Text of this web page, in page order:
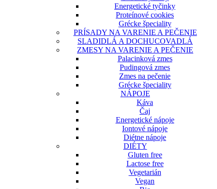
Energetické tyčinky
Proteínové cookies
Grécke špeciality
PRÍSADY NA VARENIE A PEČENIE
SLADIDLÁ A DOCHUCOVADLÁ
ZMESY NA VARENIE A PEČENIE
Palacinková zmes
Pudingová zmes
Zmes na pečenie
Grécke špeciality
NÁPOJE
Káva
Čaj
Energetické nápoje
Iontové nápoje
Diétne nápoje
DIÉTY
Gluten free
Lactose free
Vegetarián
Vegan